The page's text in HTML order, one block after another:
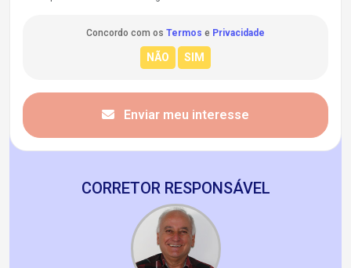
Concordo com os Termos e Privacidade
Enviar meu interesse
CORRETOR RESPONSÁVEL